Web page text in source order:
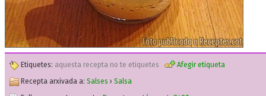
Etiquetes: aquesta recepta no te etiquetes
Afegir etiqueta
Recepta arxivada a: Salses › Salsa